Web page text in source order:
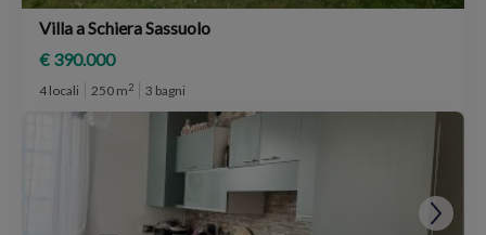
Villa a Schiera Sassuolo
€ 390.000
4 locali 250 m2 3 bagni